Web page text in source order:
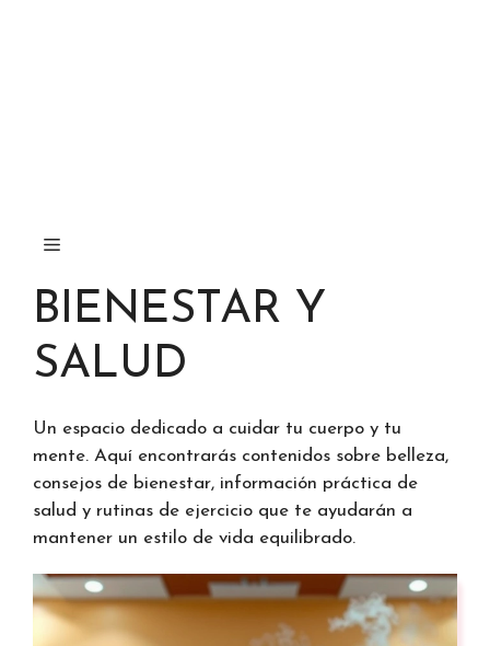
BIENESTAR Y
SALUD
Un espacio dedicado a cuidar tu cuerpo y tu
mente. Aquí encontrarás contenidos sobre belleza,
consejos de bienestar, información práctica de
salud y rutinas de ejercicio que te ayudarán a
mantener un estilo de vida equilibrado.